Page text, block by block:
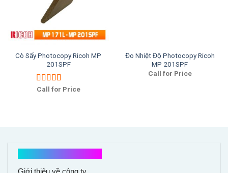
Cò Sấy Photocopy Ricoh MP
201SPF
Được xếp
Call for Price
Đo Nhiệt Độ Photocopy Ricoh
MP 201SPF
Call for Price
Giới thiệu về công ty